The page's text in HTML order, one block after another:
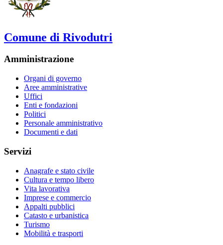
Comune di Rivodutri
Amministrazione
Organi di governo
Aree amministrative
Uffici
Enti e fondazioni
Politici
Personale amministrativo
Documenti e dati
Servizi
Anagrafe e stato civile
Cultura e tempo libero
Vita lavorativa
Imprese e commercio
Appalti pubblici
Catasto e urbanistica
Turismo
Mobilità e trasporti